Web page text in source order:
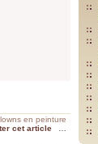
en peinture
cet article